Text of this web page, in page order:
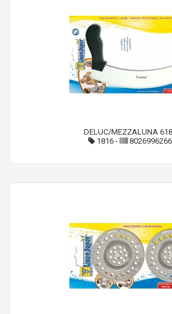
DELUC/MEZZALUNA
1816-